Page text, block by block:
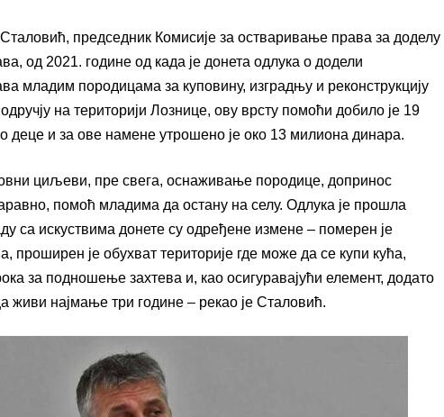
Сталовић, председник Комисије за остваривање права за доделу
од 2021. године од када је донета одлука о додели
младим породицама за куповину, изградњу и реконструкцију
на територији Лознице, ову врсту помоћи добило је 19
деце и за ове намене утрошено је око 13 милиона динара.
циљеви, пре свега, оснаживање породице, допринос
помоћ младима да остану на селу. Одлука је прошла
са искуствима донете су одређене измене – померен је
проширен је обухват територије где може да се купи кућа,
за подношење захтева и, као осигуравајући елемент, додато
живи најмање три године – рекао је Сталовић.